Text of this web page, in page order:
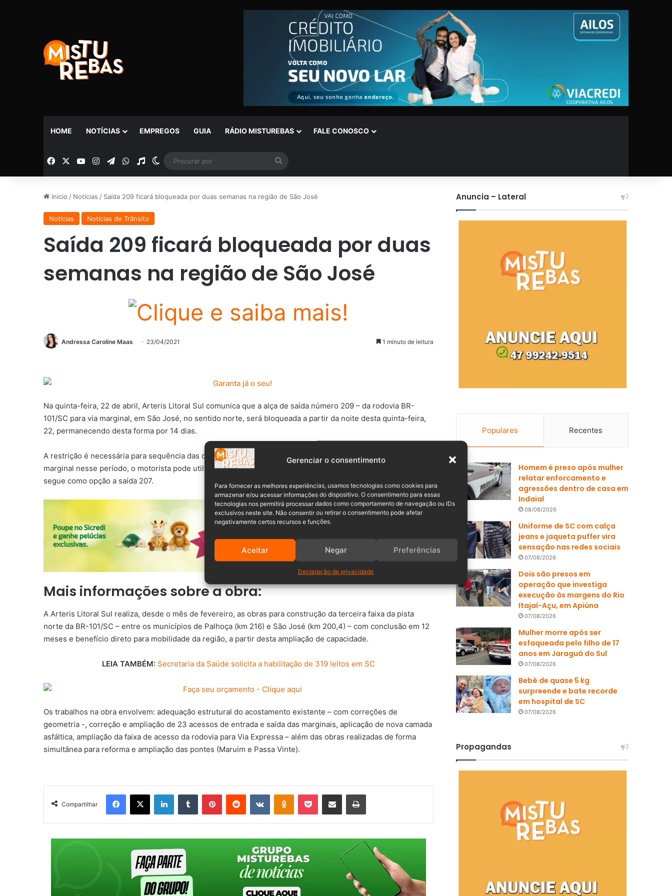
Gerenciar o consentimento
Para fornecer as melhores experiências, usamos tecnologias como cookies para
armazenar e/ou acessar informações do dispositivo. O consentimento para essas
tecnologias nos permitirá processar dados como comportamento de navegação ou IDs
exclusivos neste site. Não consentir ou retirar o consentimento pode afetar
negativamente certos recursos e funções.
Aceitar Negar Preferências
Declaração de privacidade
HOME NOTÍCIAS EMPREGOS GUIA RÁDIO MISTUREBAS FALE CONOSCO
Facebook YouTubeInstagramTelegramWhatsApp
Rádio Switch skin
por
Início / Notícias / Saída 209 ficará bloqueada por duas semanas na região de São José
Notícias Notícias de Trânsito
Saída 209 ficará bloqueada por duas
semanas na região de São José
Andressa Caroline Maas 23/04/2021 1 minuto de leitura
Na quinta-feira, 22 de abril, Arteris Litoral Sul comunica que a alça de saída número 209 – da rodovia BR-
101/SC para via marginal, em São José, no sentido norte, será bloqueada a partir da noite desta quinta-feira,
22, permanecendo desta forma por 14 dias.
A restrição é necessária para sequência das obras de implantação da terceira faixa no local. Para acessar a
marginal nesse período, o motorista pode utilizar a saída 210 (cerca de 1 km antes). Na sequência, também
segue como opção a saída 207.
Mais informações sobre a obra:
A Arteris Litoral Sul realiza, desde o mês de fevereiro, as obras para construção da terceira faixa da pista
norte da BR-101/SC – entre os municípios de Palhoça (km 216) e São José (km 200,4) – com conclusão em 12
meses e benefício direto para mobilidade da região, a partir desta ampliação de capacidade.
LEIA TAMBÉM: Secretaria da Saúde solicita a habilitação de 319 leitos em SC
Os trabalhos na obra envolvem: adequação estrutural do acostamento existente – com correções de
geometria -, correção e ampliação de 23 acessos de entrada e saída das marginais, aplicação de nova camada
asfáltica, ampliação da faixa de acesso da rodovia para Via Expressa – além das obras realizadas de forma
simultânea para reforma e ampliação das pontes (Maruim e Passa Vinte).
Compartilhar
Anuncia – Lateral
Populares Recentes
Homem é preso após mulher
relatar enforcamento e
agressões dentro de casa em
Indaial
08/08/2026
Uniforme de SC com calça
jeans e jaqueta puffer vira
sensação nas redes sociais
07/08/2026
Dois são presos em
operação que investiga
execução às margens do Rio
Itajaí-Açu, em Apiúna
07/08/2026
Mulher morre após ser
esfaqueada pelo filho de 17
anos em Jaraguá do Sul
07/08/2026
Bebê de quase 5 kg
surpreende e bate recorde
em hospital de SC
07/08/2026
Propagandas